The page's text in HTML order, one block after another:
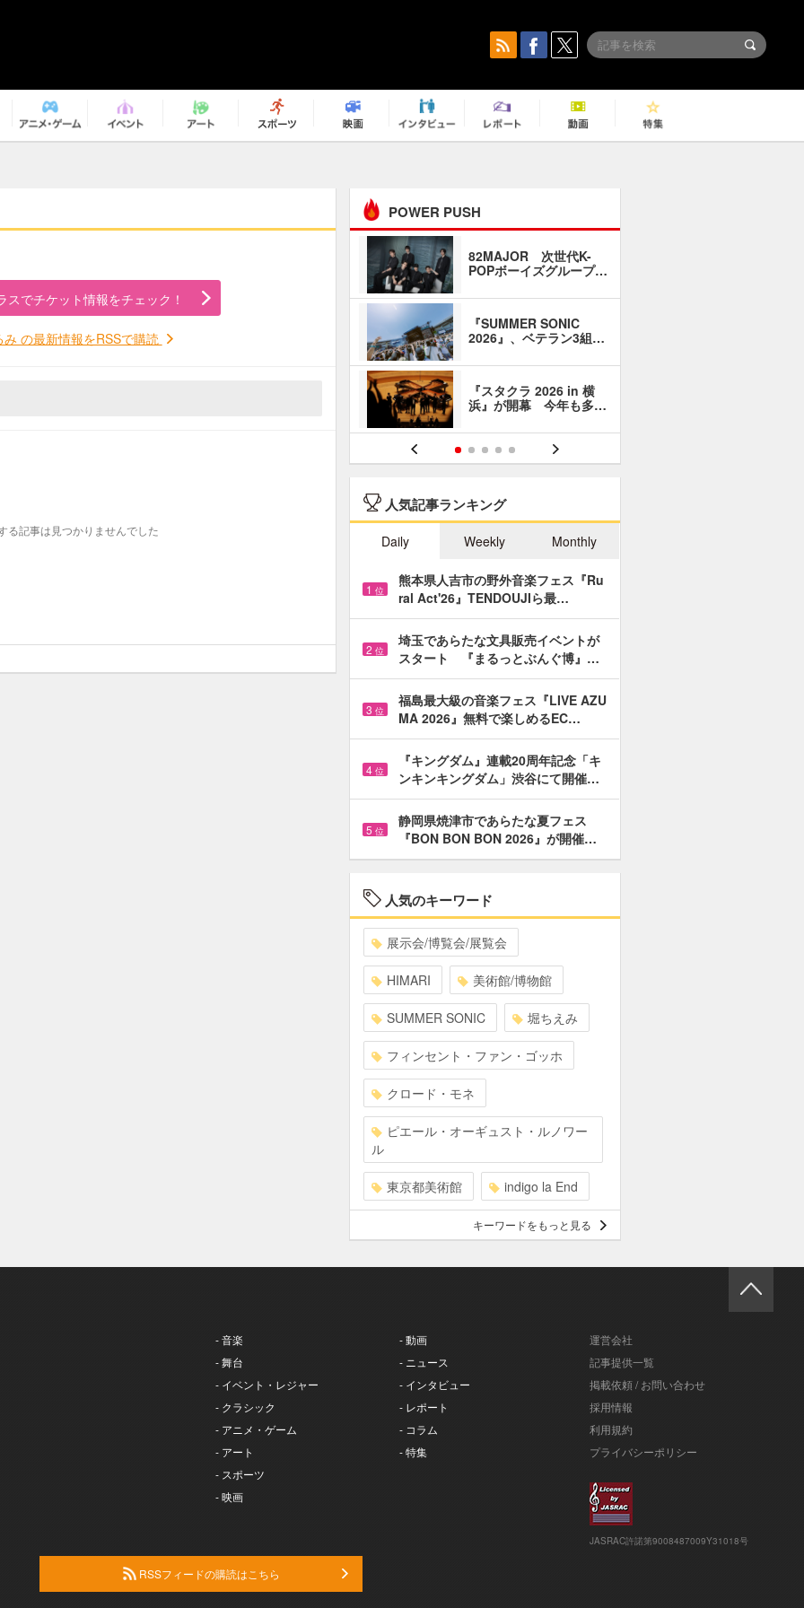
スでチケット情報をチェック！
み の最新情報をRSSで購読
る記事は見つかりませんでした
POWER PUSH
82MAJOR 次世代K-
POPボーイズグループ…
『SUMMER SONIC
2026』、ベテラン3組…
『スタクラ 2026 in 横
浜』が開幕 今年も多…
人気記事ランキング
Daily Weekly Monthly
1 位
熊本県人吉市の野外音楽フェス『Ru
ral Act'26』TENDOUJIら最…
2 位
埼玉であらたな文具販売イベントが
スタート 『まるっとぶんぐ博』…
3 位
福島最大級の音楽フェス『LIVE AZU
MA 2026』無料で楽しめるEC…
4 位
『キングダム』連載20周年記念「キ
ンキンキングダム」渋谷にて開催…
5 位
静岡県焼津市であらたな夏フェス
『BON BON BON 2026』が開催…
人気のキーワード
展示会/博覧会/展覧会
HIMARI 美術館/博物館
SUMMER SONIC 堀ちえみ
フィンセント・ファン・ゴッホ
クロード・モネ
ピエール・オーギュスト・ルノワー
ル
東京都美術館 indigo la End
キーワードをもっと見る
- 音楽
- 舞台
- イベント・レジャー
- クラシック
- アニメ・ゲーム
- アート
- スポーツ
- 映画
- 動画
- ニュース
- インタビュー
- レポート
- コラム
- 特集
運営会社
記事提供一覧
掲載依頼 / お問い合わせ
採用情報
利用規約
プライバシーポリシー
JASRAC許諾第9008487009Y31018号
RSSフィードの購読はこちら